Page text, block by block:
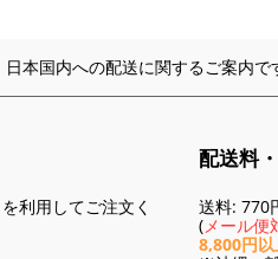
日本国内への配送に関するご案内で
利用してご注文く
配送料
送料: 770
(メール便
8,800円